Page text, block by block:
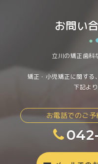
でとても自然に綺麗に
しい事を理解して、人
る方は是非利用してみ
お問い
立川の矯正歯科
矯正・小児矯正に関する
下記よ
お電話でのご